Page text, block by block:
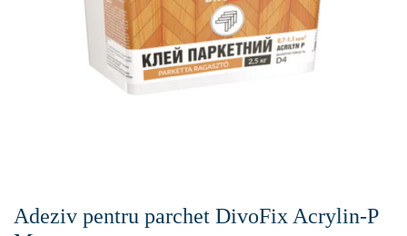
Adeziv pentru parchet DivoFix Acrylin-P